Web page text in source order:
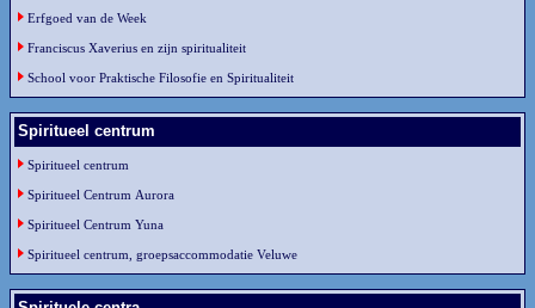
Erfgoed van de Week
Franciscus Xaverius en zijn spiritualiteit
School voor Praktische Filosofie en Spiritualiteit
Spiritueel centrum
Spiritueel centrum
Spiritueel Centrum Aurora
Spiritueel Centrum Yuna
Spiritueel centrum, groepsaccommodatie Veluwe